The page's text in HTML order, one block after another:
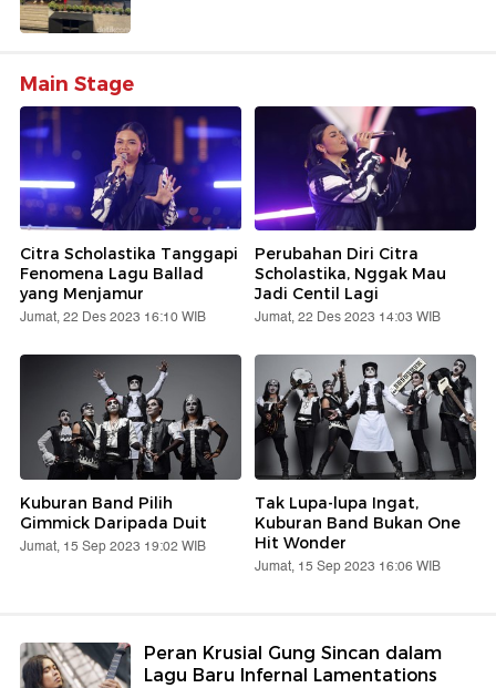
Main Stage
Citra Scholastika Tanggapi
Fenomena Lagu Ballad
yang Menjamur
Jumat, 22 Des 2023 16:10 WIB
Perubahan Diri Citra
Scholastika, Nggak Mau
Jadi Centil Lagi
Jumat, 22 Des 2023 14:03 WIB
Kuburan Band Pilih
Gimmick Daripada Duit
Jumat, 15 Sep 2023 19:02 WIB
Tak Lupa-lupa Ingat,
Kuburan Band Bukan One
Hit Wonder
Jumat, 15 Sep 2023 16:06 WIB
Peran Krusial Gung Sincan dalam
Lagu Baru Infernal Lamentations